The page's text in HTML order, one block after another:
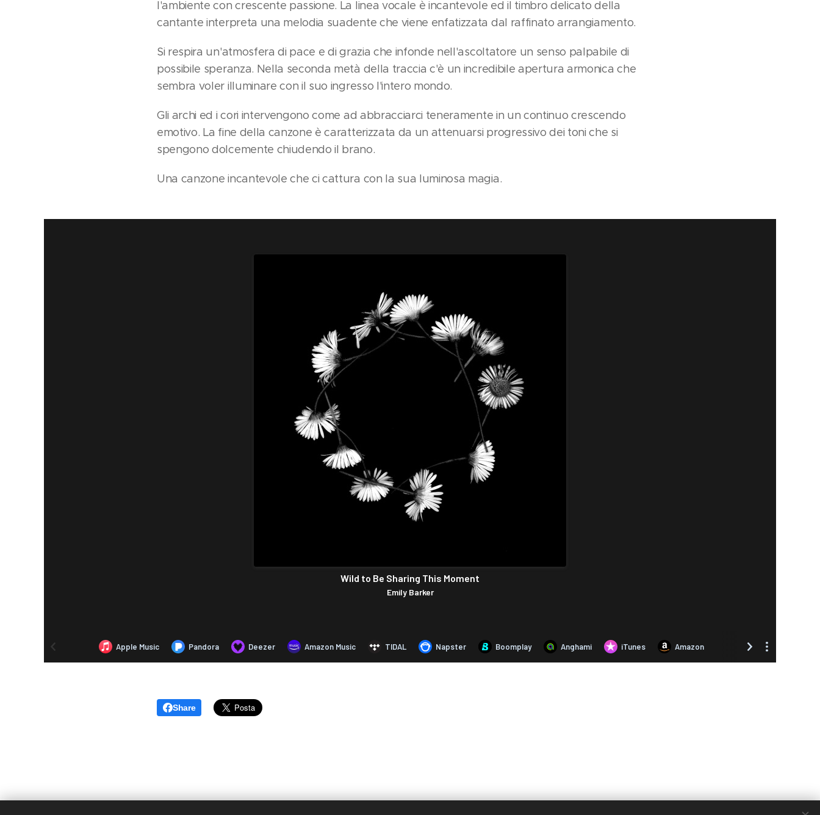
l'ambiente con crescente passione. La linea vocale è incantevole ed il timbro delicato della
cantante interpreta una melodia suadente che viene enfatizzata dal raffinato arrangiamento.
Si respira un'atmosfera di pace e di grazia che infonde nell'ascoltatore un senso palpabile di
possibile speranza. Nella seconda metà della traccia c'è un incredibile apertura armonica che
sembra voler illuminare con il suo ingresso l'intero mondo.
Gli archi ed i cori intervengono come ad abbracciarci teneramente in un continuo crescendo
emotivo. La fine della canzone è caratterizzata da un attenuarsi progressivo dei toni che si
spengono dolcemente chiudendo il brano.
Una canzone incantevole che ci cattura con la sua luminosa magia.
Share